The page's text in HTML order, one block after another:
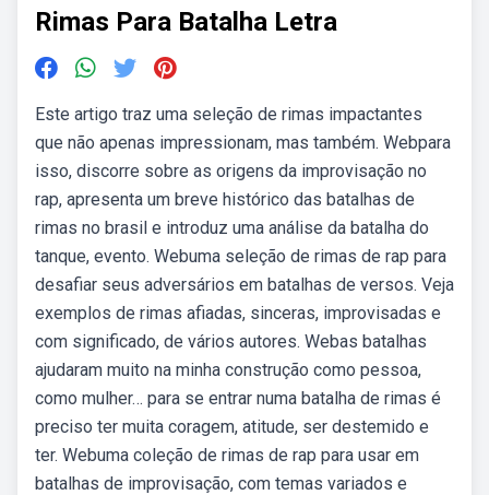
Rimas Para Batalha Letra
Este artigo traz uma seleção de rimas impactantes
que não apenas impressionam, mas também. Webpara
isso, discorre sobre as origens da improvisação no
rap, apresenta um breve histórico das batalhas de
rimas no brasil e introduz uma análise da batalha do
tanque, evento. Webuma seleção de rimas de rap para
desafiar seus adversários em batalhas de versos. Veja
exemplos de rimas afiadas, sinceras, improvisadas e
com significado, de vários autores. Webas batalhas
ajudaram muito na minha construção como pessoa,
como mulher… para se entrar numa batalha de rimas é
preciso ter muita coragem, atitude, ser destemido e
ter. Webuma coleção de rimas de rap para usar em
batalhas de improvisação, com temas variados e